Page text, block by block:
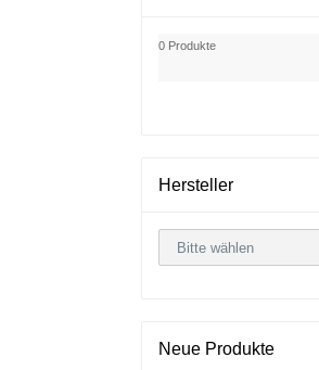
0 Produkte
Hersteller
Neue Produkte